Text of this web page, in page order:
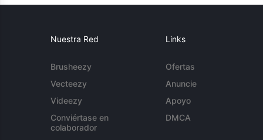
Nuestra Red
Brusheezy
Vecteezy
Videezy
Conviértase en
colaborador
Links
Ofertas
Anuncie
Apoyo
DMCA